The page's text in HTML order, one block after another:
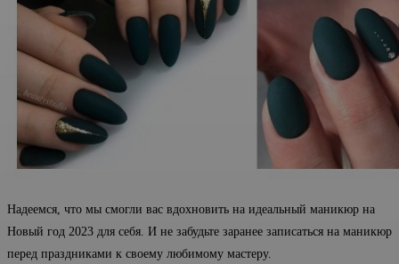
Надеемся, что мы смогли вас вдохновить на идеальный маникюр на
Новый год 2023 для себя. И не забудьте заранее записаться на маникюр
перед праздниками к своему любимому мастеру.